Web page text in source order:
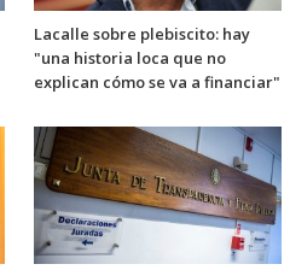
Lacalle sobre plebiscito: hay
"una historia loca que no
explican cómo se va a financiar"